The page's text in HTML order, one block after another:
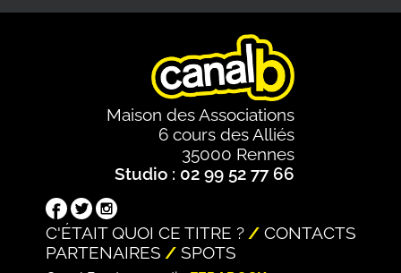
Maison des Associations
6 cours des Alliés
35000 Rennes
Studio : 02 99 52 77 66
C'ÉTAIT QUOI CE TITRE ?
CONTACTS
PARTENAIRES
SPOTS